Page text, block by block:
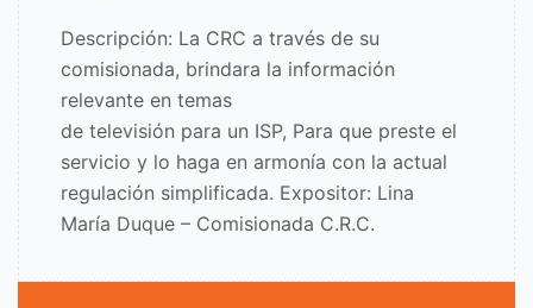
Descripción: La CRC a través de su
comisionada, brindara la información
relevante en temas
de televisión para un ISP, Para que preste el
servicio y lo haga en armonía con la actual
regulación simplificada. Expositor: Lina
María Duque – Comisionada C.R.C.